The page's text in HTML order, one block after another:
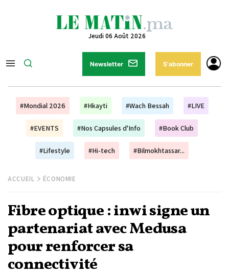
Jeudi 06 Août 2026
Newsletter S'abonner
#Mondial 2026 #Hkayti #Wach Bessah #LIVE
#EVENTS #Nos Capsules d'Info #Book Club
#Lifestyle #Hi-tech #Bilmokhtassar...
ACCUEIL ÉCONOMIE
Fibre optique : inwi signe un
partenariat avec Medusa
pour renforcer sa
connectivité